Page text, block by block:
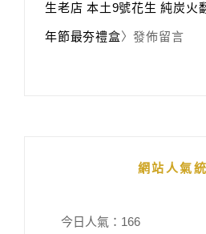
生老店 本土9號花生 純炭火
年節最夯禮盒〉發佈留言
網站人氣
今日人氣： 166